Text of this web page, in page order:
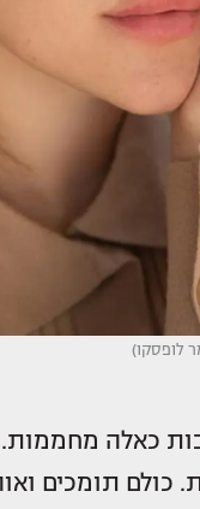
לופסקו)
כאלה
כולם תומכים